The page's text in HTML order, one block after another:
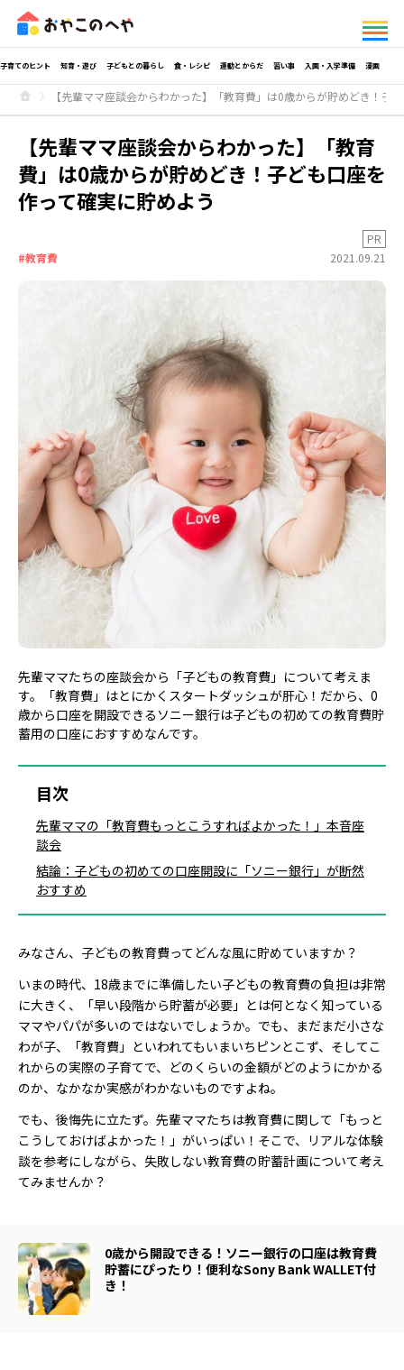
子育てのヒント 知育・遊び 子どもとの暮らし 食・レシピ 運動とからだ 習い事 入園・入学準備 漫画
【先輩ママ座談会からわかった】「教育費」は0歳からが貯めどき！子
【先輩ママ座談会からわかった】「教育
費」は0歳からが貯めどき！子ども口座を
作って確実に貯めよう
PR
#教育費
2021.09.21
先輩ママたちの座談会から「子どもの教育費」について考えま
す。「教育費」はとにかくスタートダッシュが肝心！だから、0
歳から口座を開設できるソニー銀行は子どもの初めての教育費貯
蓄用の口座におすすめなんです。
目次
先輩ママの「教育費もっとこうすればよかった！」本音座
談会
結論：子どもの初めての口座開設に「ソニー銀行」が断然
おすすめ
みなさん、子どもの教育費ってどんな風に貯めていますか？
いまの時代、18歳までに準備したい子どもの教育費の負担は非常
に大きく、「早い段階から貯蓄が必要」とは何となく知っている
ママやパパが多いのではないでしょうか。でも、まだまだ小さな
わが子、「教育費」といわれてもいまいちピンとこず、そしてこ
れからの実際の子育てで、どのくらいの金額がどのようにかかる
のか、なかなか実感がわかないものですよね。
でも、後悔先に立たず。先輩ママたちは教育費に関して「もっと
こうしておけばよかった！」がいっぱい！そこで、リアルな体験
談を参考にしながら、失敗しない教育費の貯蓄計画について考え
てみませんか？
0歳から開設できる！ソニー銀行の口座は教育費
貯蓄にぴったり！便利なSony Bank WALLET付
き！